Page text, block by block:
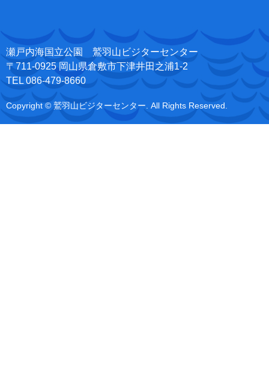
瀬戸内海国立公園 鷲羽山ビジターセンター
〒711-0925 岡山県倉敷市下津井田之浦1-2
TEL 086-479-8660
Copyright © 鷲羽山ビジターセンター. All Rights Reserved.